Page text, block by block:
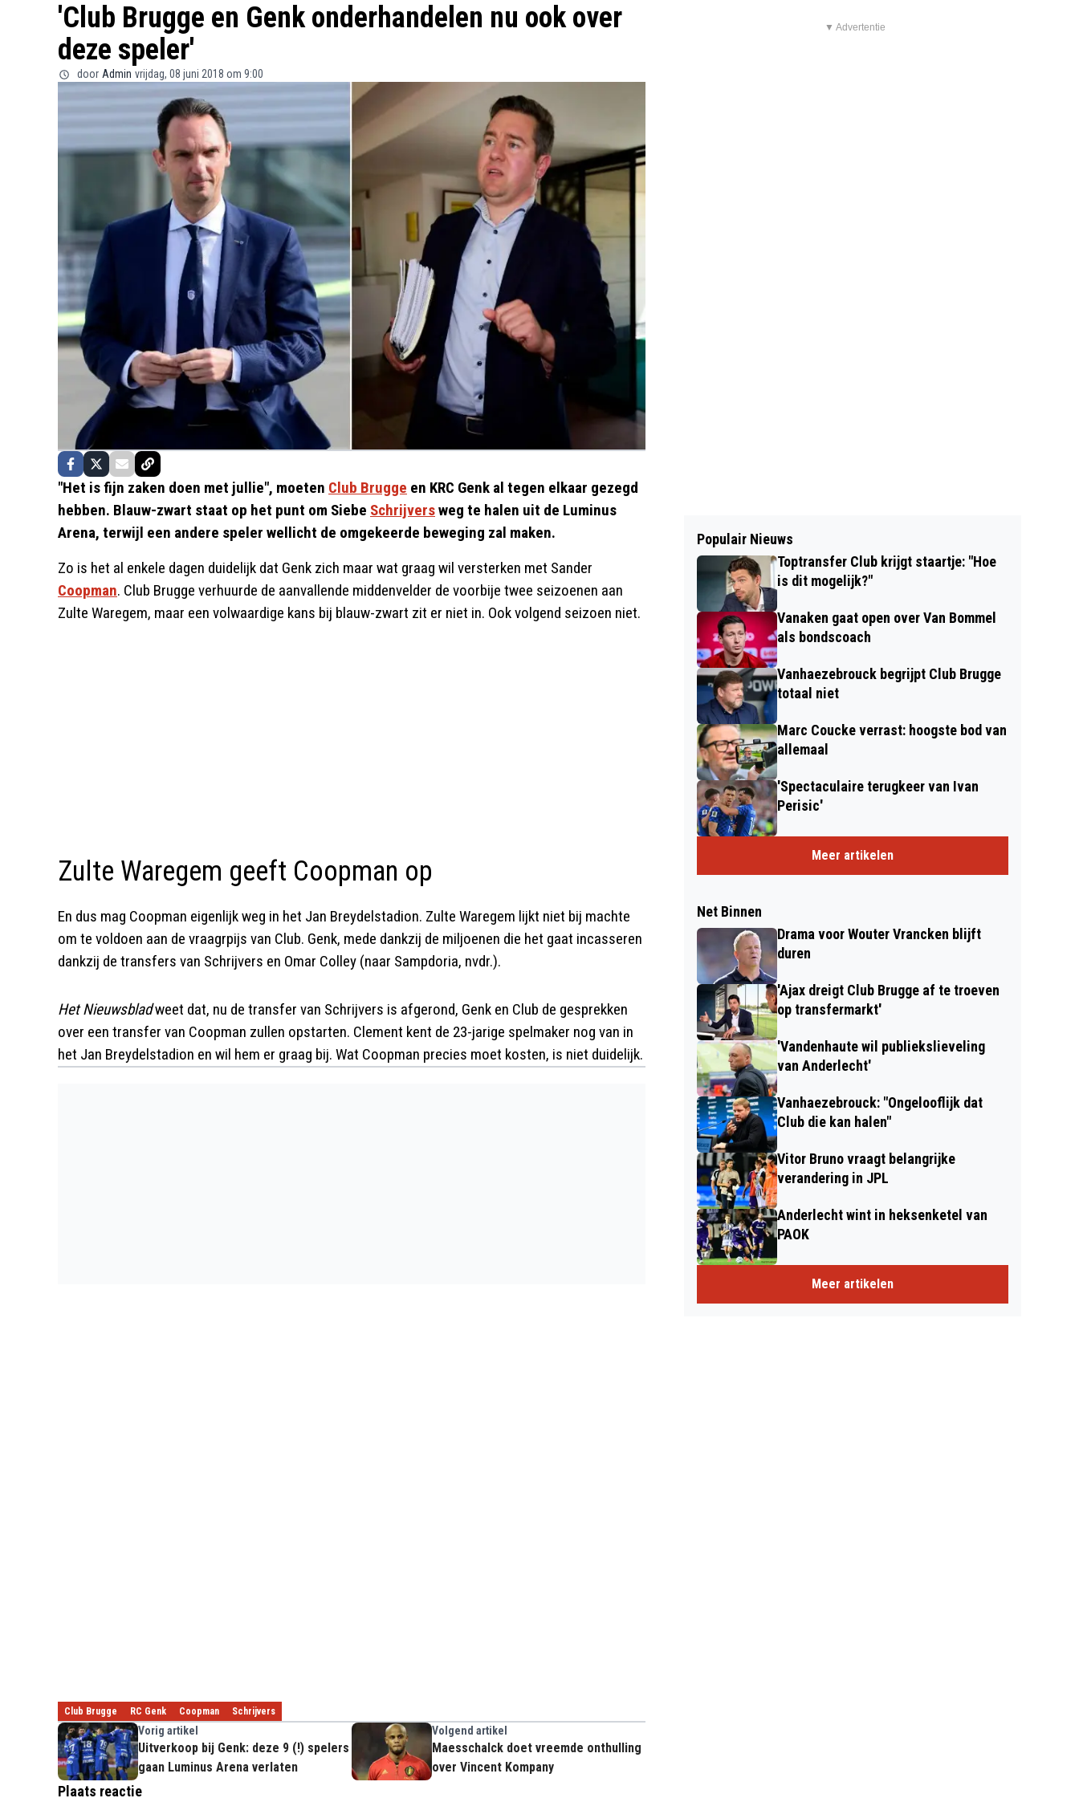
'Club Brugge en Genk onderhandelen nu ook over
deze speler'
door Admin vrijdag, 08 juni 2018 om 9:00
"Het is fijn zaken doen met jullie", moeten Club Brugge en KRC Genk al tegen elkaar gezegd
hebben. Blauw-zwart staat op het punt om Siebe Schrijversweg te halen uit de Luminus
Arena, terwijl een andere speler wellicht de omgekeerde beweging zal maken.
Zo is het al enkele dagen duidelijk dat Genk zich maar wat graag wil versterken met Sander
Coopman. Club Brugge verhuurde de aanvallende middenvelder de voorbije twee seizoenen aan
Zulte Waregem, maar een volwaardige kans bij blauw-zwart zit er niet in. Ook volgend seizoen niet.
Zulte Waregem geeft Coopman op
En dus mag Coopman eigenlijk weg in het Jan Breydelstadion. Zulte Waregem lijkt niet bij machte
om te voldoen aan de vraagrpijs van Club. Genk, mede dankzij de miljoenen die het gaat incasseren
dankzij de transfers van Schrijvers en Omar Colley (naar Sampdoria, nvdr.).
Het Nieuwsbladweet dat, nu de transfer van Schrijvers is afgerond, Genk en Club de gesprekken
over een transfer van Coopman zullen opstarten. Clement kent de 23-jarige spelmaker nog van in
het Jan Breydelstadion en wil hem er graag bij. Wat Coopman precies moet kosten, is niet duidelijk.
Club Brugge RC Genk Coopman Schrijvers
Vorig artikel
Uitverkoop bij Genk: deze 9 (!) spelers
gaan Luminus Arena verlaten
Volgend artikel
Maesschalck doet vreemde onthulling
over Vincent Kompany
Plaats reactie
▼ Advertentie
Populair Nieuws
Toptransfer Club krijgt staartje: "Hoe
is dit mogelijk?"
Vanaken gaat open over Van Bommel
als bondscoach
Vanhaezebrouck begrijpt Club Brugge
totaal niet
Marc Coucke verrast: hoogste bod van
allemaal
'Spectaculaire terugkeer van Ivan
Perisic'
Meer artikelen
Net Binnen
Drama voor Wouter Vrancken blijft
duren
'Ajax dreigt Club Brugge af te troeven
op transfermarkt'
'Vandenhaute wil publiekslieveling
van Anderlecht'
Vanhaezebrouck: "Ongelooflijk dat
Club die kan halen"
Vitor Bruno vraagt belangrijke
verandering in JPL
Anderlecht wint in heksenketel van
PAOK
Meer artikelen